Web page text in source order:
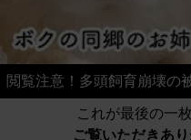
閲覧注意！多頭飼育崩壊の
これが最後の一
ご覧いただきあ